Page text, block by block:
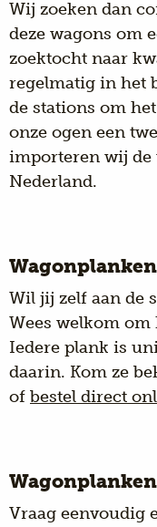
Wij zoeken dan
deze wagons om
zoektocht naar
regelmatig in het
de stations om
onze ogen een
importeren wij de
Nederland.
Wil jij zelf aan de
Wees welkom
Iedere plank is
daarin. Kom ze
of bestel direct
Vraag eenvoudig